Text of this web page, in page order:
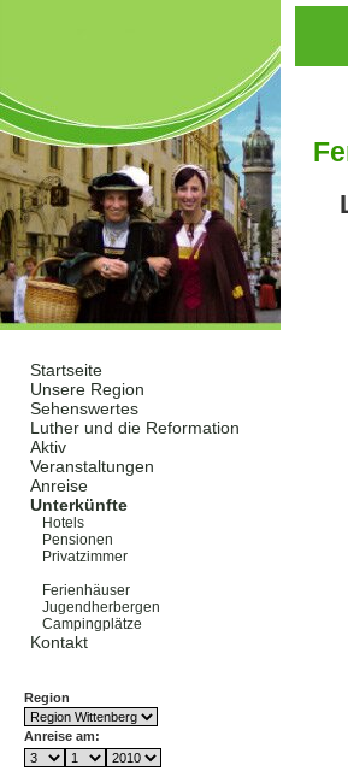
Startseite
Unsere Region
Sehenswertes
Luther und die Reformation
Aktiv
Veranstaltungen
Anreise
Unterkünfte
Hotels
Pensionen
Privatzimmer
Ferienhäuser
Jugendherbergen
Campingplätze
Kontakt
Region
Anreise am: